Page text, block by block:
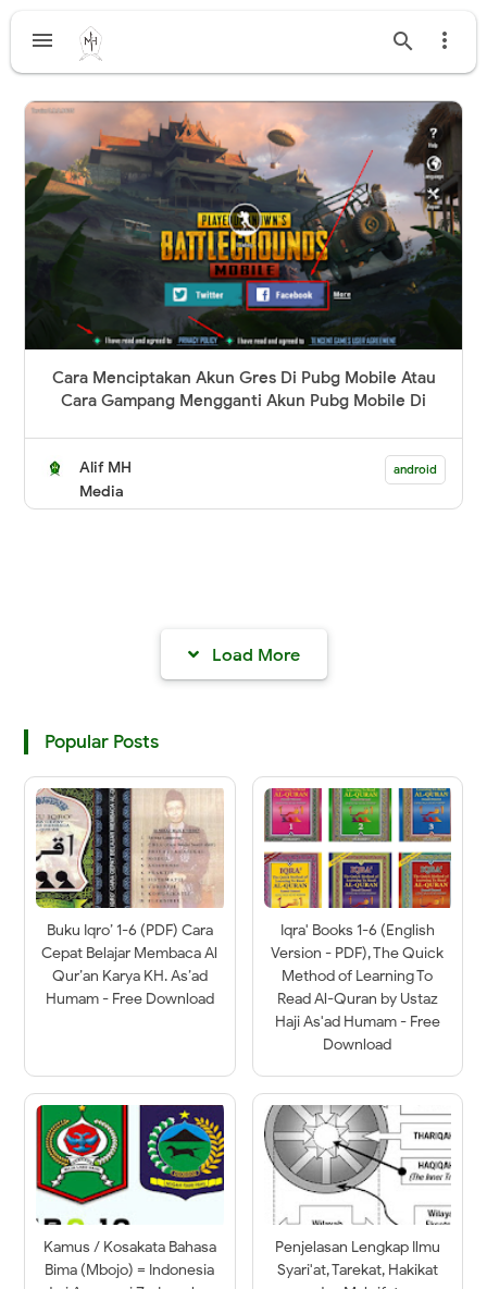
  
Cara Menciptakan Akun Gres Di Pubg Mobile Atau
Cara Gampang Mengganti Akun Pubg Mobile Di
Alif MH
Media
android
Load More
Popular Posts
Buku Iqro’ 1-6 (PDF) Cara
Cepat Belajar Membaca Al
Qur’an Karya KH. As’ad
Humam - Free Download
Iqra' Books 1-6 (English
Version - PDF), The Quick
Method of Learning To
Read Al-Quran by Ustaz
Haji As'ad Humam - Free
Download
Kamus / Kosakata Bahasa
Bima (Mbojo) = Indonesia
Penjelasan Lengkap Ilmu
Syari'at, Tarekat, Hakikat